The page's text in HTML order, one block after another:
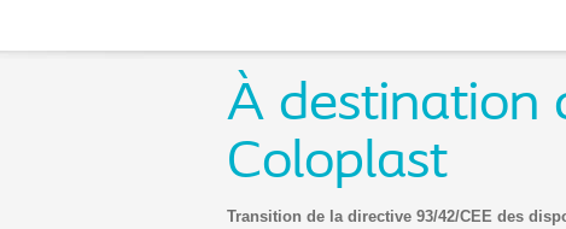
À destination
Coloplast
Transition de la directive 93/42/CEE des